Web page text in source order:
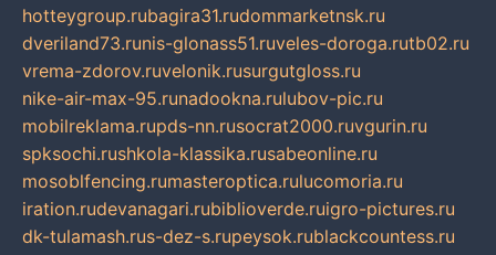
hotteygroup.rubagira31.rudommarketnsk.ru
dveriland73.runis-glonass51.ruveles-doroga.rutb02.ru
vrema-zdorov.ruvelonik.rusurgutgloss.ru
nike-air-max-95.runadookna.rulubov-pic.ru
mobilreklama.rupds-nn.rusocrat2000.ruvgurin.ru
spksochi.rushkola-klassika.rusabeonline.ru
mosoblfencing.rumasteroptica.rulucomoria.ru
iration.rudevanagari.rubiblioverde.ruigro-pictures.ru
dk-tulamash.rus-dez-s.rupeysok.rublackcountess.ru